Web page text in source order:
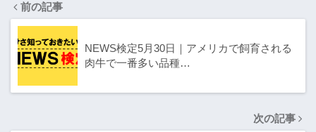
前の記事
NEWS検定5月30日｜アメリカで飼育される
肉牛で一番多い品種…
次の記事